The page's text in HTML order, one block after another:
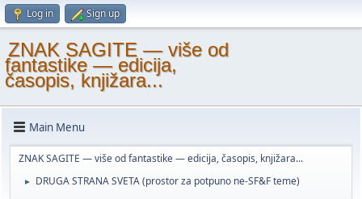
Log in Sign up
ZNAK SAGITE — više od
fantastike — edicija,
časopis, knjižara...
Main Menu
ZNAK SAGITE — više od fantastike — edicija, časopis, knjižara...
► DRUGA STRANA SVETA (prostor za potpuno ne-SF&F teme)